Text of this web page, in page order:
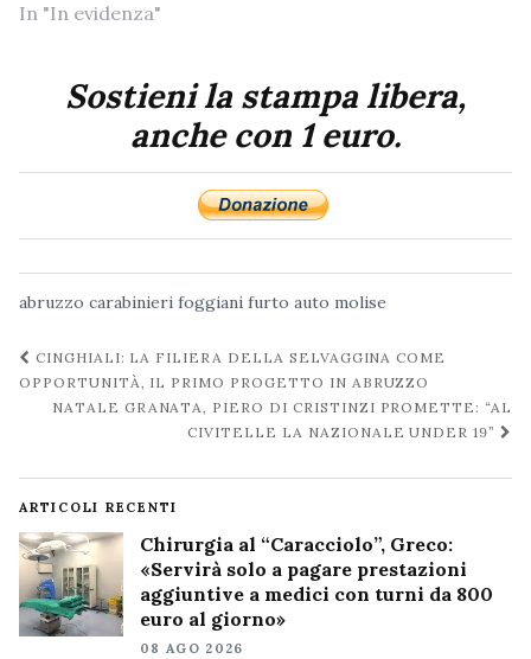
In "In evidenza"
Sostieni la stampa libera,
anche con 1 euro.
abruzzo carabinieri foggiani furto auto molise
Navigazione
post
CINGHIALI: LA FILIERA DELLA SELVAGGINA COME
OPPORTUNITÀ, IL PRIMO PROGETTO IN ABRUZZO
NATALE GRANATA, PIERO DI CRISTINZI PROMETTE: “AL
CIVITELLE LA NAZIONALE UNDER 19”
ARTICOLI RECENTI
Chirurgia al “Caracciolo”, Greco:
«Servirà solo a pagare prestazioni
aggiuntive a medici con turni da 800
euro al giorno»
08 AGO 2026